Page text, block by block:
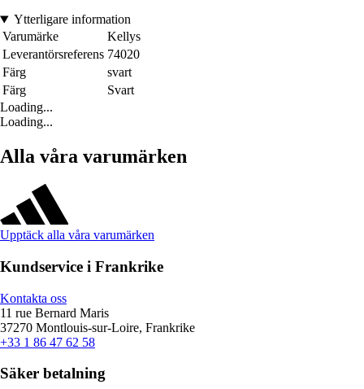
Ytterligare information
Varumärke
Kellys
Leverantörsreferens 74020
Färg
svart
Färg
Svart
Loading...
Loading...
Alla våra varumärken
Upptäck alla våra varumärken
Kundservice i Frankrike
Kontakta oss
11 rue Bernard Maris
37270 Montlouis-sur-Loire, Frankrike
+33 1 86 47 62 58
Säker betalning